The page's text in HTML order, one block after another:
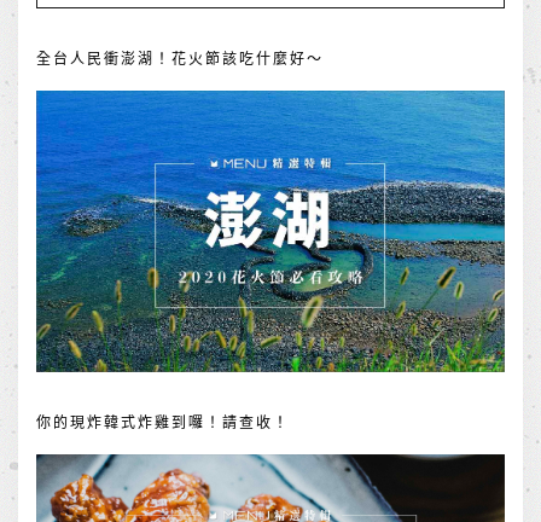
全台人民衝澎湖！花火節該吃什麼好～
你的現炸韓式炸雞到囉！請查收！